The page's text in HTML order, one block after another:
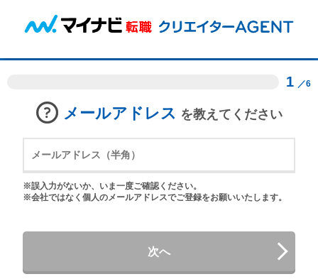
1 ／6
メールアドレス を教えてください
※誤入力がないか、いま一度ご確認ください。
※会社ではなく個人のメールアドレスでご登録をお願いいたします。
次へ